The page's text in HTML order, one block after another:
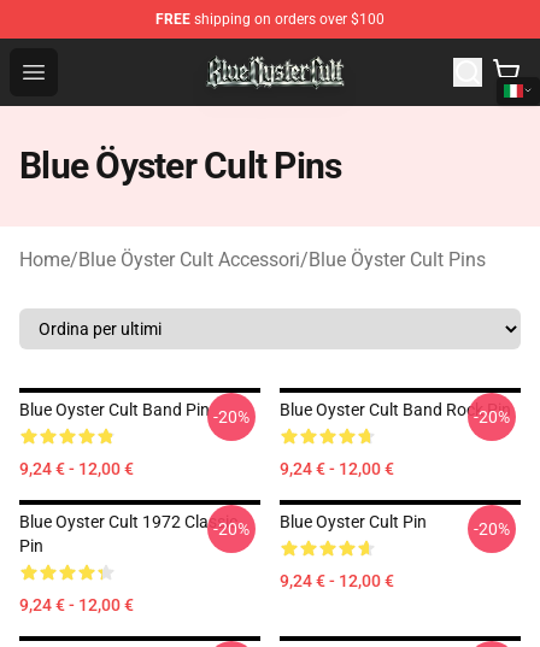
FREE shipping on orders over $100
Open menu
Blue Öyster Cult Store - Official Blue Öyster Cult
Blue Öyster Cult Pins
Home/Blue Öyster Cult Accessori/Blue Öyster Cult Pins
Blue Oyster Cult Band Pin
9,24 € - 12,00 €
-20% Blue Oyster Cult Band Rock Pin
9,24 € - 12,00 €
-20%
Blue Oyster Cult 1972 Classic
Pin
9,24 € - 12,00 €
-20% Blue Oyster Cult Pin
9,24 € - 12,00 €
-20%